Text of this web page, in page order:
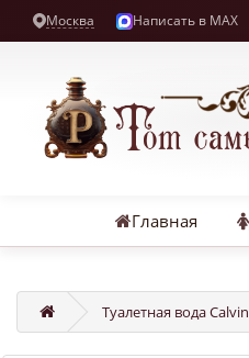
Москва Написать в MAX
Главная
Туалетная вода